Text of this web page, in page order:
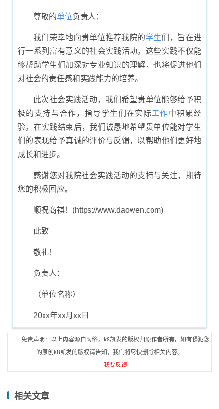
尊敬的单位负责人：
我们荣幸地向贵单位推荐我院的学生们，旨在进
行一系列富有意义的社会实践活动。这些实践不仅能
够帮助学生们加深对专业知识的理解，也将促进他们
对社会的责任感和实践能力的培养。
此次社会实践活动，我们希望贵单位能够给予积
极的支持与合作，指导学生们在实际工作中积累经
验。在实践结束后，我们诚恳地希望贵单位能对学生
们的表现给予真诚的评价与反馈，以帮助他们更好地
成长和进步。
感谢您对我院社会实践活动的支持与关注，期待
您的积极回应。
顺祝商祺！(https://www.daowen.com)
此致
敬礼！
负责人：
（单位名称）
20xx年xx月xx日
免责声明：以上内容源自网络，k8凯发的版权归原作者所有，如有侵犯您
的原创k8凯发的版权请告知，我们将尽快删除相关内容。
我要反馈
相关文章